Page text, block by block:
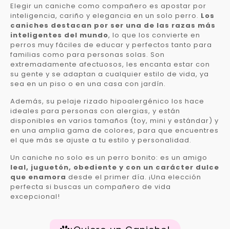
Elegir un caniche como compañero es apostar por
inteligencia, cariño y elegancia en un solo perro. Los
caniches destacan por ser una de las razas más
inteligentes del mundo, lo que los convierte en
perros muy fáciles de educar y perfectos tanto para
familias como para personas solas. Son
extremadamente afectuosos, les encanta estar con
su gente y se adaptan a cualquier estilo de vida, ya
sea en un piso o en una casa con jardín.
Además, su pelaje rizado hipoalergénico los hace
ideales para personas con alergias, y están
disponibles en varios tamaños (toy, mini y estándar) y
en una amplia gama de colores, para que encuentres
el que más se ajuste a tu estilo y personalidad.
Un caniche no solo es un perro bonito: es un amigo
leal, juguetón, obediente y con un carácter dulce
que enamora desde el primer día. ¡Una elección
perfecta si buscas un compañero de vida
excepcional!